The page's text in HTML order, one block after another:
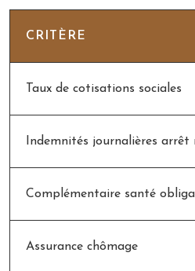
CRITÈRE
Taux de cotisations sociales
Indemnités journalières arrêt
Complémentaire santé
Assurance chômage